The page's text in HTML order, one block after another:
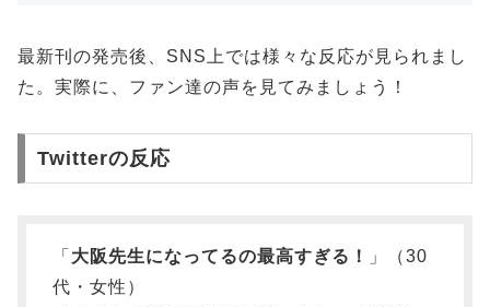
最新刊の発売後、SNS上では様々な反応が見られまし
た。実際に、ファン達の声を見てみましょう！
Twitterの反応
「 大阪先生になってるの最高すぎる！
」（30
代・女性）